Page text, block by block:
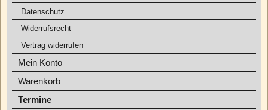
Datenschutz
Widerrufsrecht
Vertrag widerrufen
Mein Konto
Warenkorb
Termine